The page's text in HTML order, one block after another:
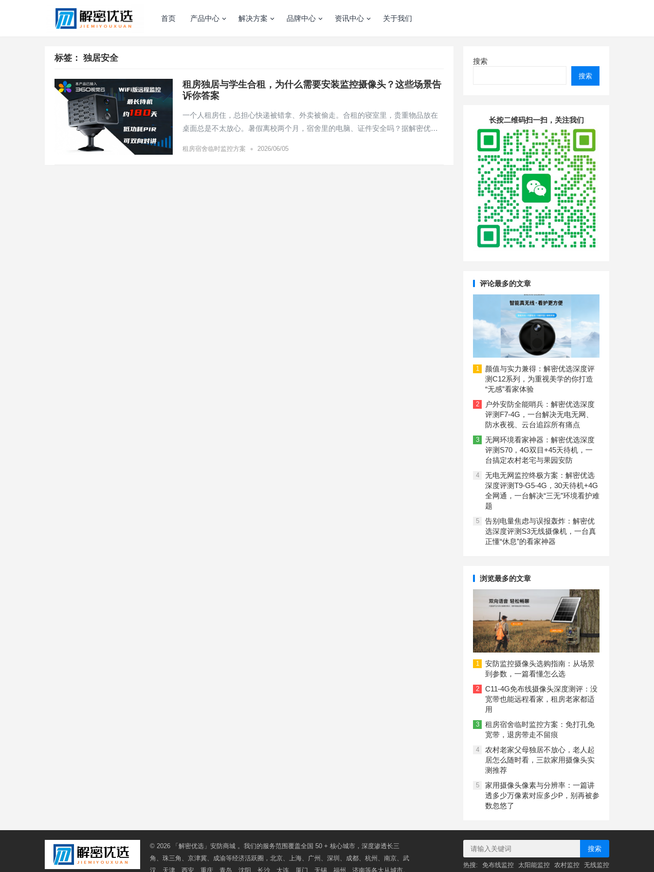
首页 产品中心 解决方案 品牌中心 资讯中心 关于我们
标签： 独居安全
租房独居与学生合租，为什么需要安装监控摄像头？这些场景告
诉你答案
一个人租房住，总担心快递被错拿、外卖被偷走。合租的寝室里，贵重物品放在
桌面总是不太放心。暑假离校两个月，宿舍里的电脑、证件安全吗？据解密优…
租房宿舍临时监控方案 • 2026/06/05
搜索
搜索
长按二维码扫一扫，关注我们
评论最多的文章
1
颜值与实力兼得：解密优选深度评
测C12系列，为重视美学的你打造
“无感”看家体验
2
户外安防全能哨兵：解密优选深度
评测F7-4G，一台解决无电无网、
防水夜视、云台追踪所有痛点
3
无网环境看家神器：解密优选深度
评测S70，4G双目+45天待机，一
台搞定农村老宅与果园安防
4
无电无网监控终极方案：解密优选
深度评测T9-G5-4G，30天待机+4G
全网通，一台解决“三无”环境看护难
题
5
告别电量焦虑与误报轰炸：解密优
选深度评测S3无线摄像机，一台真
正懂“休息”的看家神器
浏览最多的文章
1
安防监控摄像头选购指南：从场景
到参数，一篇看懂怎么选
2
C11-4G免布线摄像头深度测评：没
宽带也能远程看家，租房老家都适
用
3
租房宿舍临时监控方案：免打孔免
宽带，退房带走不留痕
4
农村老家父母独居不放心，老人起
居怎么随时看，三款家用摄像头实
测推荐
5
家用摄像头像素与分辨率：一篇讲
透多少万像素对应多少P，别再被参
数忽悠了
© 2026 「解密优选」安防商城 。我们的服务范围覆盖全国 50 + 核心城市，深度渗透长三
角、珠三角、京津冀、成渝等经济活跃圈，北京、上海、广州、深圳、成都、杭州、南京、武
汉、天津、西安、重庆、青岛、沈阳、长沙、大连、厦门、无锡、福州、济南等各大从城市。
搜索
热搜: 免布线监控 太阳能监控 农村监控 无线监控